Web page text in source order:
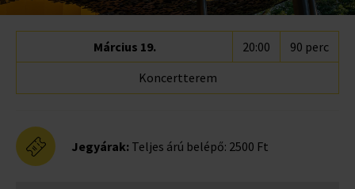
Március 19. 20:00
90 perc
Koncertterem
Jegyárak: Teljes árú belépő: 2500 Ft